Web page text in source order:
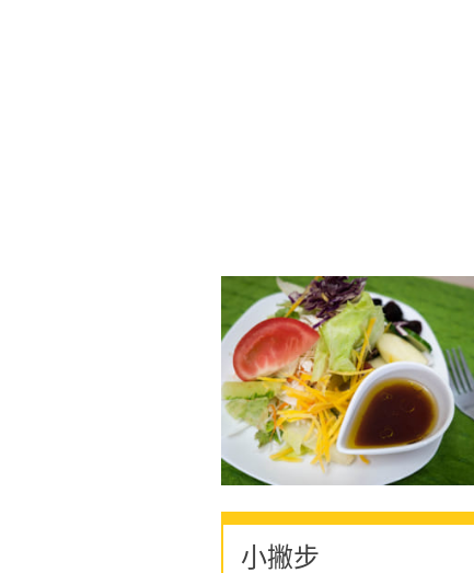
小撇步